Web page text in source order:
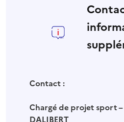
Contact :
Chargé de projet sport
DALIBERT